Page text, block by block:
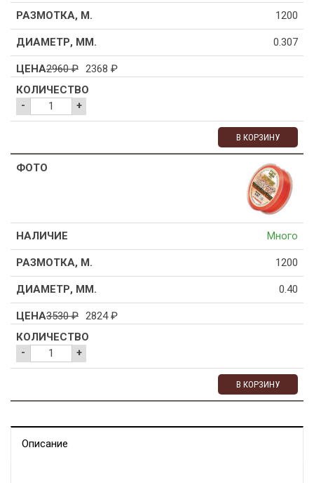
1200
0.307
2960₽ 2368 ₽
- +
В КОРЗИНУ
Много
1200
0.40
3530₽ 2824₽
- +
В КОРЗИНУ
Описание